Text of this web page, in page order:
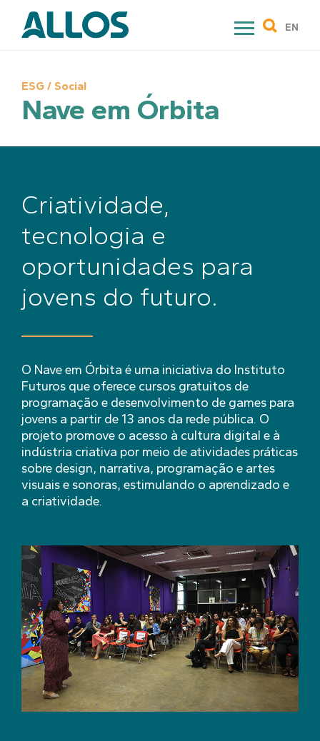
content
EN
ESG / Social
Nave em Órbita
Criatividade,
tecnologia e
oportunidades para
jovens do futuro.
O Nave em Órbita é uma iniciativa do Instituto
Futuros que oferece cursos gratuitos de
programação e desenvolvimento de games para
jovens a partir de 13 anos da rede pública. O
projeto promove o acesso à cultura digital e à
indústria criativa por meio de atividades práticas
sobre design, narrativa, programação e artes
visuais e sonoras, estimulando o aprendizado e
a criatividade.